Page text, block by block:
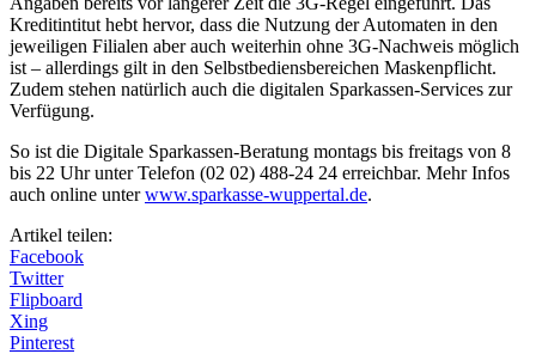
Kreditintitut hebt hervor, dass die Nutzung der Automaten in den
jeweiligen Filialen aber auch weiterhin ohne 3G-Nachweis möglich
ist – allerdings gilt in den Selbstbediensbereichen Maskenpflicht.
Zudem stehen natürlich auch die digitalen Sparkassen-Services zur
Verfügung.
So ist die Digitale Sparkassen-Beratung montags bis freitags von 8
bis 22 Uhr unter Telefon (02 02) 488-24 24 erreichbar. Mehr Infos
auch online unterwww.sparkasse-wuppertal.de.
Artikel teilen:
Facebook
Twitter
Flipboard
Xing
Pinterest